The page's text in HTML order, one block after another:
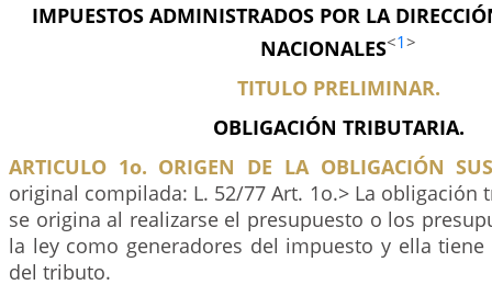
IMPUESTOS ADMINISTRADOS POR LA
NACIONALES<1>
TITULO PRELIMINAR.
OBLIGACIÓN TRIBUTARIA.
ARTICULO 1o. ORIGEN DE LA OBLIGACIÓN
original compilada: L. 52/77 Art. 1o.> La obligación
se origina al realizarse el presupuesto o los
la ley como generadores del impuesto y ella
del tributo.